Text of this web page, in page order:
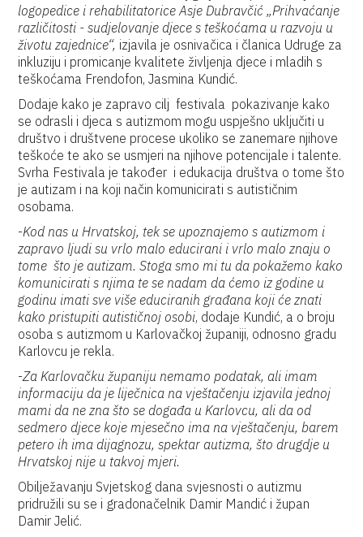
logopedice i rehabilitatorice Asje Dubravčić „Prihvaćanje
različitosti - sudjelovanje djece s teškoćama u razvoju u
životu zajednice“, izjavila je osnivačica i članica Udruge za
inkluziju i promicanje kvalitete življenja djece i mladih s
teškoćama Frendofon, Jasmina Kundić.
Dodaje kako je zapravo cilj festivala pokazivanje kako
se odrasli i djeca s autizmom mogu uspješno uključiti u
društvo i društvene procese ukoliko se zanemare njihove
teškoće te ako se usmjeri na njihove potencijale i talente.
Svrha Festivala je također i edukacija društva o tome što
je autizam i na koji način komunicirati s autističnim
osobama.
-Kod nas u Hrvatskoj, tek se upoznajemo s autizmom i
zapravo ljudi su vrlo malo educirani i vrlo malo znaju o
tome što je autizam. Stoga smo mi tu da pokažemo kako
komunicirati s njima te se nadam da ćemo iz godine u
godinu imati sve više educiranih građana koji će znati
kako pristupiti autističnoj osobi, dodaje Kundić, a o broju
osoba s autizmom u Karlovačkoj županiji, odnosno gradu
Karlovcu je rekla.
-Za Karlovačku županiju nemamo podatak, ali imam
informaciju da je liječnica na vještačenju izjavila jednoj
mami da ne zna što se događa u Karlovcu, ali da od
sedmero djece koje mjesečno ima na vještačenju, barem
petero ih ima dijagnozu, spektar autizma, što drugdje u
Hrvatskoj nije u takvoj mjeri.
Obilježavanju Svjetskog dana svjesnosti o autizmu
pridružili su se i gradonačelnik Damir Mandić i župan
Damir Jelić.